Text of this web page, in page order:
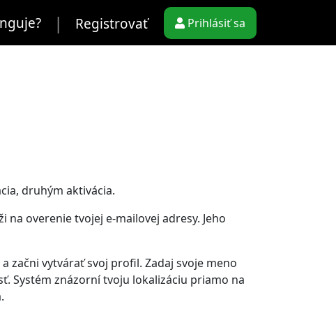
| Registrovať Prihlásiť sa
druhým aktivácia.
na overenie tvojej e-mailovej adresy. Jeho
začni vytvárať svoj profil. Zadaj svoje meno
Systém znázorní tvoju lokalizáciu priamo na